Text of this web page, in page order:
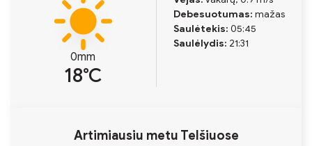
0mm
18℃
Debesuotumas: mažas
Saulėtekis: 05:45
Saulėlydis: 21:31
Artimiausiu metu Telšiuose